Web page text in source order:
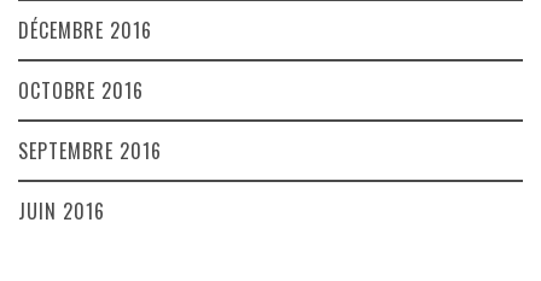
DÉCEMBRE 2016
OCTOBRE 2016
SEPTEMBRE 2016
JUIN 2016